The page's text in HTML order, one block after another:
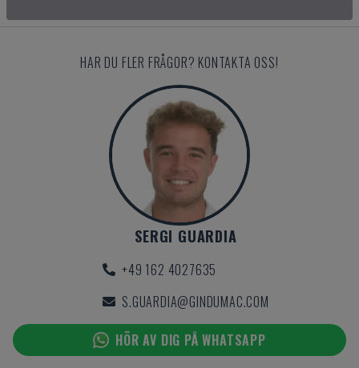
HAR DU FLER FRÅGOR? KONTAKTA OSS!
SERGI GUARDIA
+49 162 4027635
S.GUARDIA@GINDUMAC.COM
HÖR AV DIG PÅ WHATSAPP